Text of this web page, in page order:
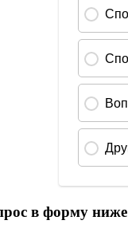
в форму ниже